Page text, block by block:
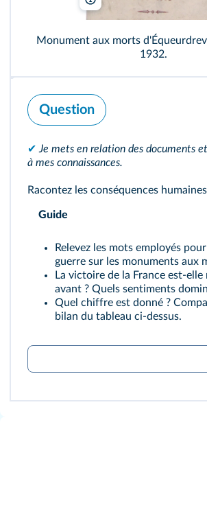
Monument aux morts
1932.
Question
✔ Je mets en relation des documents
à mes connaissances.
Racontez les conséquences
Guide
Relevez les mots employés
guerre sur les monuments aux
La victoire de la France est-elle
avant ? Quels sentiments
Quel chiffre est donné ?
bilan du tableau ci-dessus.